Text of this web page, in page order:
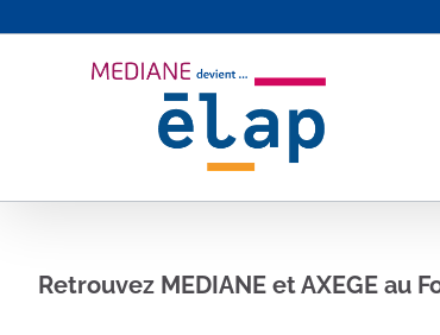
Retrouvez MEDIANE et AXEGE au